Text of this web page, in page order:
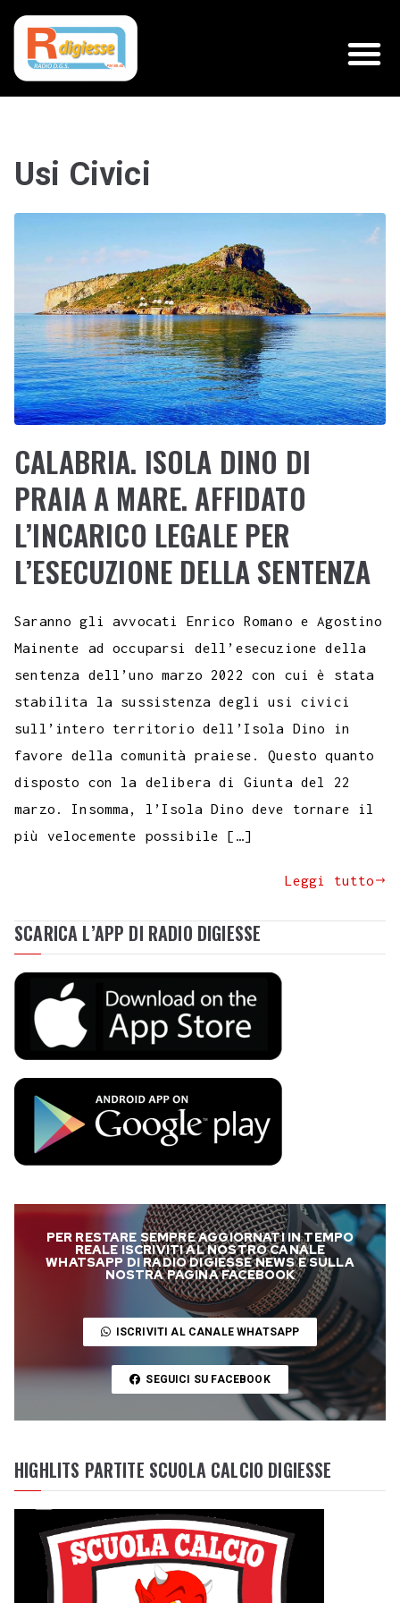
Usi Civici
CALABRIA. ISOLA DINO DI
PRAIA A MARE. AFFIDATO
L’INCARICO LEGALE PER
L’ESECUZIONE DELLA SENTENZA
Saranno gli avvocati Enrico Romano e Agostino
Mainente ad occuparsi dell’esecuzione della
sentenza dell’uno marzo 2022 con cui è stata
stabilita la sussistenza degli usi civici
sull’intero territorio dell’Isola Dino in
favore della comunità praiese. Questo quanto
disposto con la delibera di Giunta del 22
marzo. Insomma, l’Isola Dino deve tornare il
più velocemente possibile […]
Leggi tutto
SCARICA L’APP DI RADIO DIGIESSE
PER RESTARE SEMPRE AGGIORNATI IN TEMPO
REALE ISCRIVITI AL NOSTRO CANALE
WHATSAPP DI RADIO DIGIESSE NEWS E SULLA
NOSTRA PAGINA FACEBOOK
ISCRIVITI AL CANALE WHATSAPP
SEGUICI SU FACEBOOK
HIGHLITS PARTITE SCUOLA CALCIO DIGIESSE